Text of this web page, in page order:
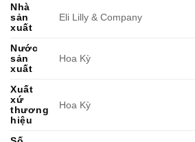
Nhà
sản
xuất
Eli Lilly & Company
Nước
sản
xuất
Hoa Kỳ
Xuất
xứ
thương
hiệu
Hoa Kỳ